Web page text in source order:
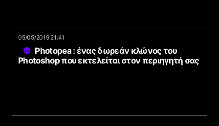
05/05/2019 21:41
Photopea : ένας δωρεάν κλώνος του
Photoshop που εκτελείται στον περιηγητή σας